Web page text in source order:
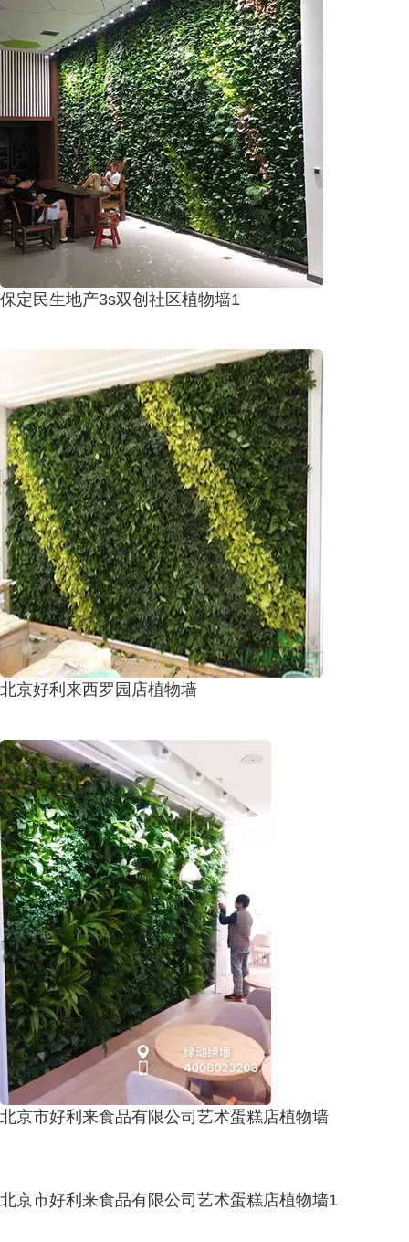
保定民生地产3s双创社区植物墙1
北京好利来西罗园店植物墙
北京市好利来食品有限公司艺术蛋糕店植物墙
北京市好利来食品有限公司艺术蛋糕店植物墙1